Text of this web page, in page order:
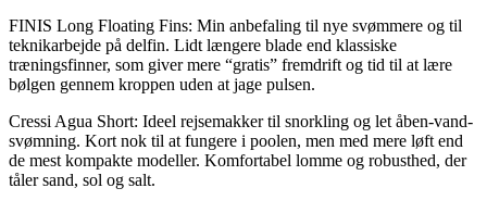
FINIS Long Floating Fins: Min anbefaling til nye svømmere og til
teknikar­bejde på delfin. Lidt længere blade end klassiske
træningsfinner, som giver mere “gratis” fremdrift og tid til at lære
bølgen gennem kroppen uden at jage pulsen.
Cressi Agua Short: Ideel rejsemakker til snorkling og let åben-vand-
svømning. Kort nok til at fungere i poolen, men med mere løft end
de mest kompakte modeller. Komfortabel lom­me og robusthed, der
tåler sand, sol og salt.